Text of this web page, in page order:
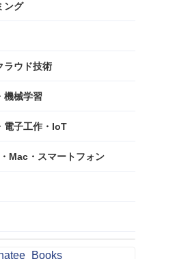
ング
ラウド技術
機械学習
電子工作・IoT
Mac・スマートフォン